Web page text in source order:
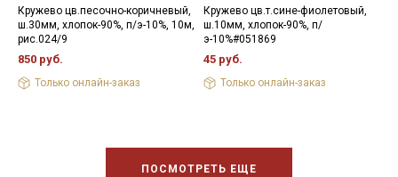
Кружево цв.песочно-коричневый,
ш.30мм, хлопок-90%, п/э-10%, 10м,
рис.024/9
850 руб.
Только онлайн-заказ
Кружево цв.т.сине-фиолетовый,
ш.10мм, хлопок-90%, п/
э-10%#051869
45 руб.
Только онлайн-заказ
ПОСМОТРЕТЬ ЕЩЕ